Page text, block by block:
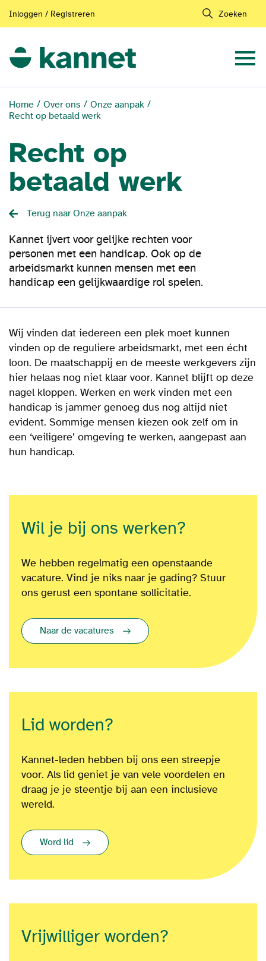
Inloggen / Registreren Zoeken
Home Over ons
Onze aanpak
Recht op betaald werk
Recht op
betaald werk
Terug naar Onze aanpak
Kannet ijvert voor gelijke rechten voor
personen met een handicap. Ook op de
arbeidsmarkt kunnen mensen met een
handicap een gelijkwaardige rol spelen.
Wij vinden dat iedereen een plek moet kunnen
vinden op de reguliere arbeidsmarkt, met een écht
loon. De maatschappij en de meeste werkgevers zijn
hier helaas nog niet klaar voor. Kannet blijft op deze
nagel kloppen. Werken en werk vinden met een
handicap is jammer genoeg dus nog altijd niet
evident. Sommige mensen kiezen ook zelf om in
een ‘veiligere’ omgeving te werken, aangepast aan
hun handicap.
Wil je bij ons werken?
We hebben regelmatig een openstaande
vacature. Vind je niks naar je gading? Stuur
ons gerust een spontane sollicitatie.
Naar de vacatures
Lid worden?
Kannet-leden hebben bij ons een streepje
voor. Als lid geniet je van vele voordelen en
draag je je steentje bij aan een inclusieve
wereld.
Word lid
Vrijwilliger worden?